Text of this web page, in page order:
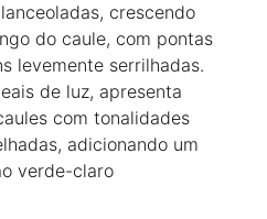
crescendo
do caule, com pontas
levemente serrilhadas.
de luz, apresenta
com tonalidades
adicionando um
verde-claro